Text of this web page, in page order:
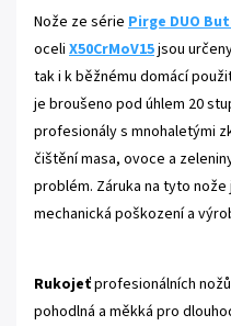
Nože ze série Pirge DUO
oceli X50CrMoV15jsou
tak i k běžnému domácí
je broušeno pod úhlem 20
profesionály s mnohaletými
čištění masa, ovoce a
problém. Záruka na tyto
mechanická poškození a
Rukojeťprofesionálních nožů
pohodlná a měkká pro